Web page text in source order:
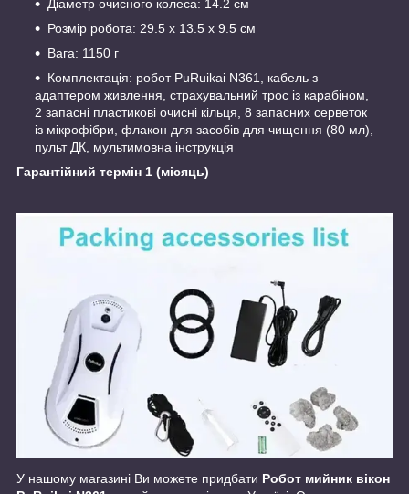
Діаметр очисного колеса: 14.2 см
Розмір робота: 29.5 х 13.5 х 9.5 см
Вага: 1150 г
Комплектація: робот PuRuikai N361, кабель з
адаптером живлення, страхувальний трос із карабіном,
2 запасні пластикові очисні кільця, 8 запасних серветок
із мікрофібри, флакон для засобів для чищення (80 мл),
пульт ДК, мультимовна інструкція
Гарантійний термін 1 (місяць)
У нашому магазині Ви можете придбати Робот мийник вікон